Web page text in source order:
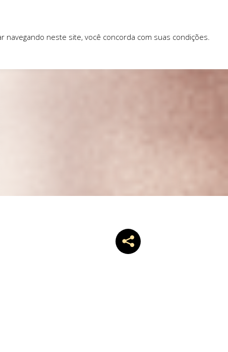
navegando neste site, você concorda com suas condições.